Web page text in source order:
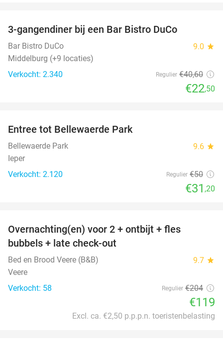
3-gangendiner bij een Bar Bistro DuCo
Bar Bistro DuCo 9.0 star
Middelburg (+9 locaties)
Verkocht: 2.340
Regulier €40,60
€22,50
Entree tot Bellewaerde Park
Bellewaerde Park 9.6 star
Ieper
Verkocht: 2.120
Regulier €50
€31 ,20
Overnachting(en) voor 2 + ontbijt + fles
bubbels + late check-out
Bed en Brood Veere (B&B) 9.7 star
Veere
Verkocht: 58
Regulier €204
€119
Excl. ca. €2,50 p.p.p.n. toeristenbelasting